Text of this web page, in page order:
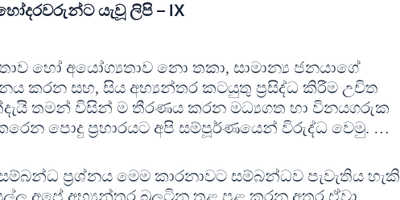
යැවූ ලිපි – IX
හෝ අයෝග්‍යතාව නො තකා, සාමාන්‍ය ජනයාගේ
කරන සහ, සිය අභ්‍යන්තර කටයුතු ප්‍රසිද්ධ කිරීම උචිත
තමන් විසින් ම තීරණය කරන මධ්‍යගත හා විනයගරුක
පොදු ප්‍රහාරයට අපි සම්පූර්ණයෙන් විරුද්ධ වෙමු. …
ප්‍රශ්නය මෙම කාරනාවට සම්බන්ධව පැවැතිය හැකි
අපේ අභ්‍යන්තර බුලටින තුළ පළ කරන අතර ඒවා